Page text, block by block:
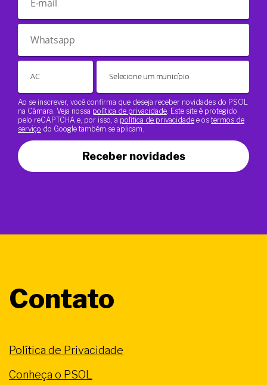
Ao se inscrever, você confirma que deseja receber novidades do PSOL
na Câmara. Veja nossa política de privacidade. Este site é protegido
pelo reCAPTCHA e, por isso, a política de privacidade e os termos de
serviço do Google também se aplicam.
Receber novidades
Contato
Política de Privacidade
Conheça o PSOL